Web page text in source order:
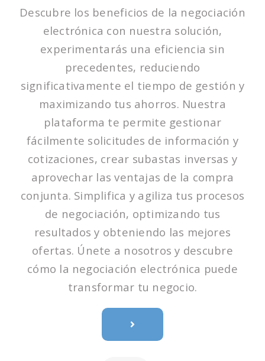
Descubre los beneficios de la negociación
electrónica con nuestra solución,
experimentarás una eficiencia sin
precedentes, reduciendo
significativamente el tiempo de gestión y
maximizando tus ahorros. Nuestra
plataforma te permite gestionar
fácilmente solicitudes de información y
cotizaciones, crear subastas inversas y
aprovechar las ventajas de la compra
conjunta. Simplifica y agiliza tus procesos
de negociación, optimizando tus
resultados y obteniendo las mejores
ofertas. Únete a nosotros y descubre
cómo la negociación electrónica puede
transformar tu negocio.